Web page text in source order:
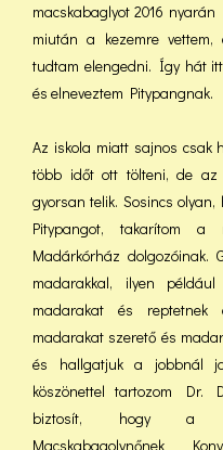
macskabaglyot 2016 nyarán
miután a kezemre
tudtam elengedni. Így hát
és elneveztem Pitypangnak.
Az iskola miatt sajnos csak
több időt ott tölteni, de
gyorsan telik. Sosincs
Pitypangot, takarítom
Madárkórház dolgozóinak.
madarakkal, ilyen
madarakat és reptetnek
madarakat szerető és
és hallgatjuk a jobbnál
köszönettel tartozom Dr.
biztosít, hogy a
Macskabagolynőnek